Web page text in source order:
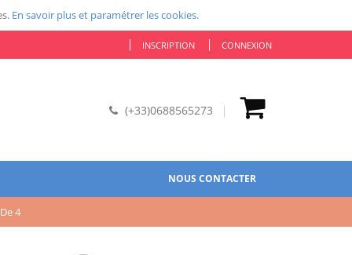
En savoir plus et paramétrer les cookies.
INSCRIPTION CONNEXION
(+33)0688565273
NOUS CONTACTER
4